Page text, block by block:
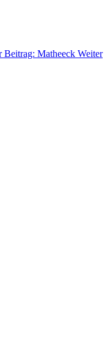
Beitrag: Matheeck Weiter